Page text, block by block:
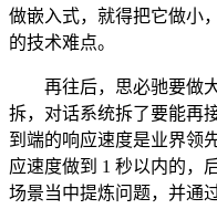
做嵌入式，就得把它做小
的技术难点。
再往后，思必驰要做大
拆，对话系统拆了要能再
到端的响应速度是业界领
应速度做到 1 秒以内的，
场景当中提炼问题，并通